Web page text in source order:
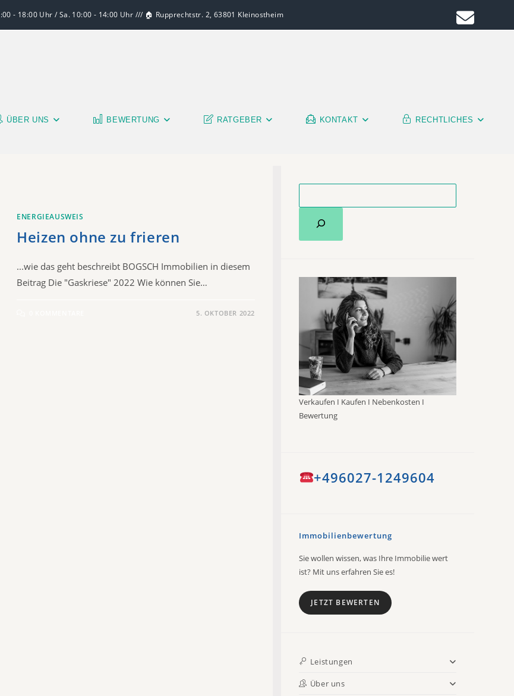
- 18:00 Uhr / Sa. 10:00 - 14:00 Uhr /// 🏠 Rupprechtstr. 2, 63801 Kleinostheim
ÜBER UNS BEWERTUNG RATGEBER KONTAKT RECHTLICHES
ENERGIEAUSWEIS
Heizen ohne zu frieren
...wie das geht beschreibt BOGSCH Immobilien in diesem
Beitrag Die "Gaskriese" 2022 Wie können Sie…
5. OKTOBER 2022
Verkaufen I Kaufen I Nebenkosten I
Bewertung
+496027-1249604
Immobilienbewertung
Sie wollen wissen, was Ihre Immobilie wert
ist? Mit uns erfahren Sie es!
JETZT BEWERTEN
Leistungen
Über uns